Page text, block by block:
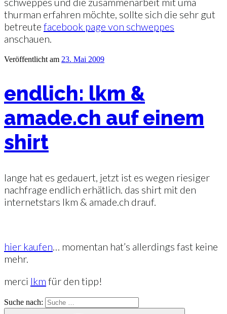
thurman erfahren möchte, sollte sich die sehr gut
betreute facebook page von schweppes
anschauen.
Veröffentlicht am 23. Mai 2009
endlich: lkm &
amade.ch auf einem
shirt
lange hat es gedauert, jetzt ist es wegen riesiger
nachfrage endlich erhätlich. das shirt mit den
internetstars lkm & amade.ch drauf.
hier kaufen … momentan hat’s allerdings fast keine
mehr.
merci lkm für den tipp!
Suche nach: